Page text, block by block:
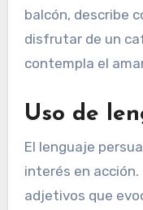
balcón, describe
disfrutar de un
contempla el
Uso de
El lenguaje
interés en
adjetivos que